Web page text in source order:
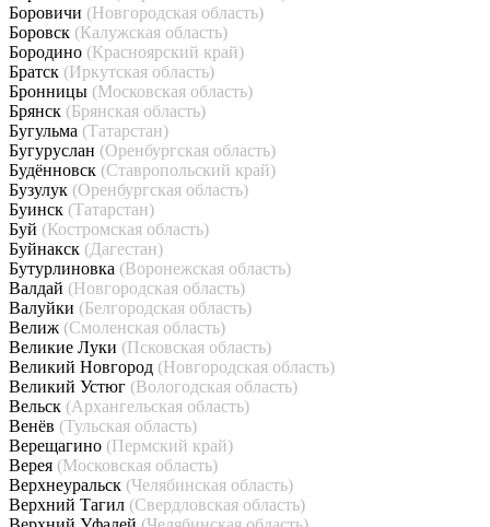
Боровичи (Новгородская область)
Боровск (Калужская область)
Бородино (Красноярский край)
Братск (Иркутская область)
Бронницы (Московская область)
Брянск (Брянская область)
Бугульма (Татарстан)
Бугуруслан (Оренбургская область)
Будённовск (Ставропольский край)
Бузулук (Оренбургская область)
Буинск (Татарстан)
Буй (Костромская область)
Буйнакск (Дагестан)
Бутурлиновка (Воронежская область)
Валдай (Новгородская область)
Валуйки (Белгородская область)
Велиж (Смоленская область)
Великие Луки (Псковская область)
Великий Новгород (Новгородская область)
Великий Устюг (Вологодская область)
Вельск (Архангельская область)
Венёв (Тульская область)
Верещагино (Пермский край)
Верея (Московская область)
Верхнеуральск (Челябинская область)
Верхний Тагил (Свердловская область)